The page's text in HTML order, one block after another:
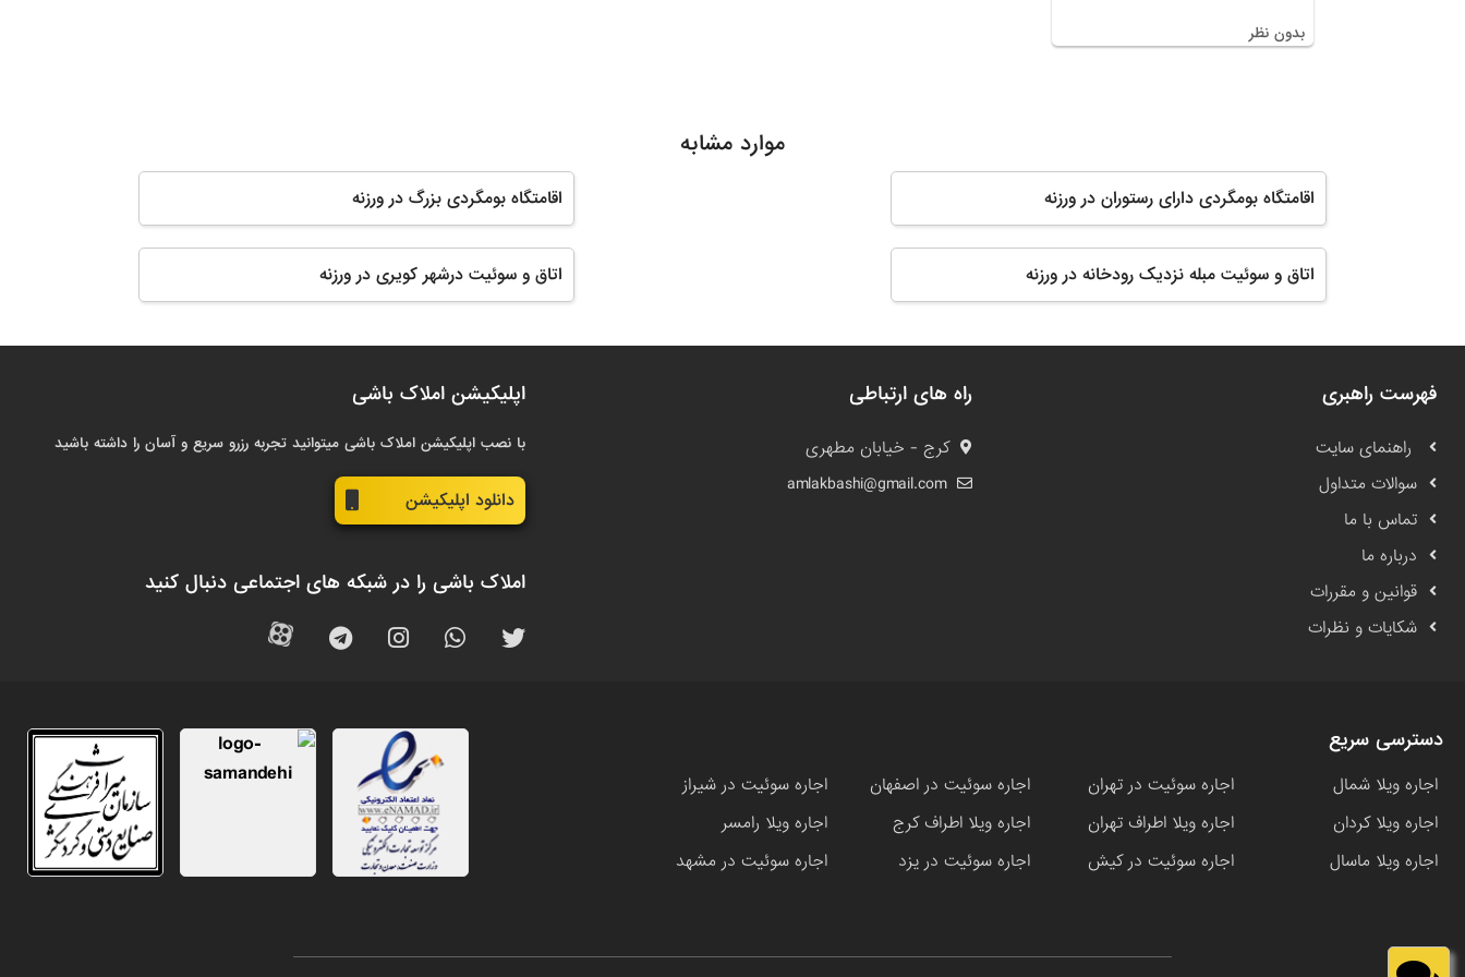
بدون نظر
موارد مشابه
اقامتگاه بومگردی دارای رستوران در ورزنه اقامتگاه بومگردی بزرگ در ورزنه
اتاق و سوئیت مبله نزدیک رودخانه در ورزنه اتاق و سوئیت درشهر کویری در ورزنه
فهرست راهبری
راهنمای سایت
سوالات متداول
تماس با ما
درباره ما
قوانین و مقررات
شکایات و نظرات
راه های ارتباطی
کرج - خیابان مطهری
amlakbashi@gmail.com
اپلیکیشن املاک باشی
با نصب اپلیکیشن املاک باشی میتوانید تجربه رزرو سریع و آسان را داشته باشید
دانلود اپلیکیشن
املاک باشی را در شبکه های اجتماعی دنبال کنید
دسترسی سریع
اجاره ویلا شمال اجاره سوئیت در تهران اجاره سوئیت در اصفهان
اجاره سوئیت در شیراز
اجاره ویلا کردان
اجاره ویلا اطراف تهران اجاره ویلا اطراف کرج
اجاره ویلا رامسر
اجاره ویلا ماسال
اجاره سوئیت در کیش اجاره سوئیت در یزد اجاره سوئیت در مشهد